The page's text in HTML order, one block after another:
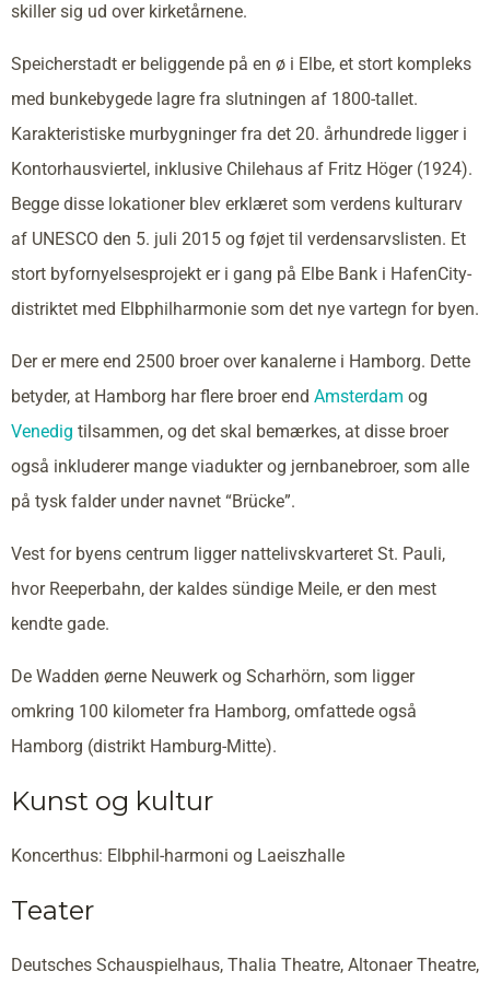
skiller sig ud over kirketårnene.
Speicherstadt er beliggende på en ø i Elbe, et stort kompleks
med bunkebygede lagre fra slutningen af 1800-tallet.
Karakteristiske murbygninger fra det 20. århundrede ligger i
Kontorhausviertel, inklusive Chilehaus af Fritz Höger (1924).
Begge disse lokationer blev erklæret som verdens kulturarv
af UNESCO den 5. juli 2015 og føjet til verdensarvslisten. Et
stort byfornyelsesprojekt er i gang på Elbe Bank i HafenCity-
distriktet med Elbphilharmonie som det nye vartegn for byen.
Der er mere end 2500 broer over kanalerne i Hamborg. Dette
betyder, at Hamborg har flere broer end Amsterdam og
Venedig tilsammen, og det skal bemærkes, at disse broer
også inkluderer mange viadukter og jernbanebroer, som alle
på tysk falder under navnet “Brücke”.
Vest for byens centrum ligger nattelivskvarteret St. Pauli,
hvor Reeperbahn, der kaldes sündige Meile, er den mest
kendte gade.
De Wadden øerne Neuwerk og Scharhörn, som ligger
omkring 100 kilometer fra Hamborg, omfattede også
Hamborg (distrikt Hamburg-Mitte).
Kunst og kultur
Koncerthus: Elbphil-harmoni og Laeiszhalle
Teater
Deutsches Schauspielhaus, Thalia Theatre, Altonaer Theatre,